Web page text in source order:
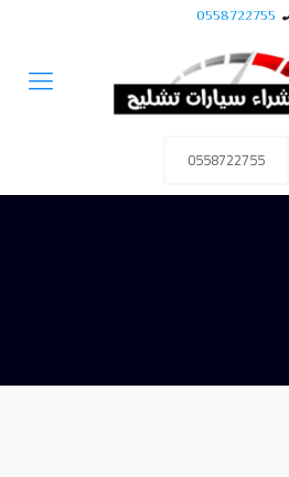
0558722755
0558722755